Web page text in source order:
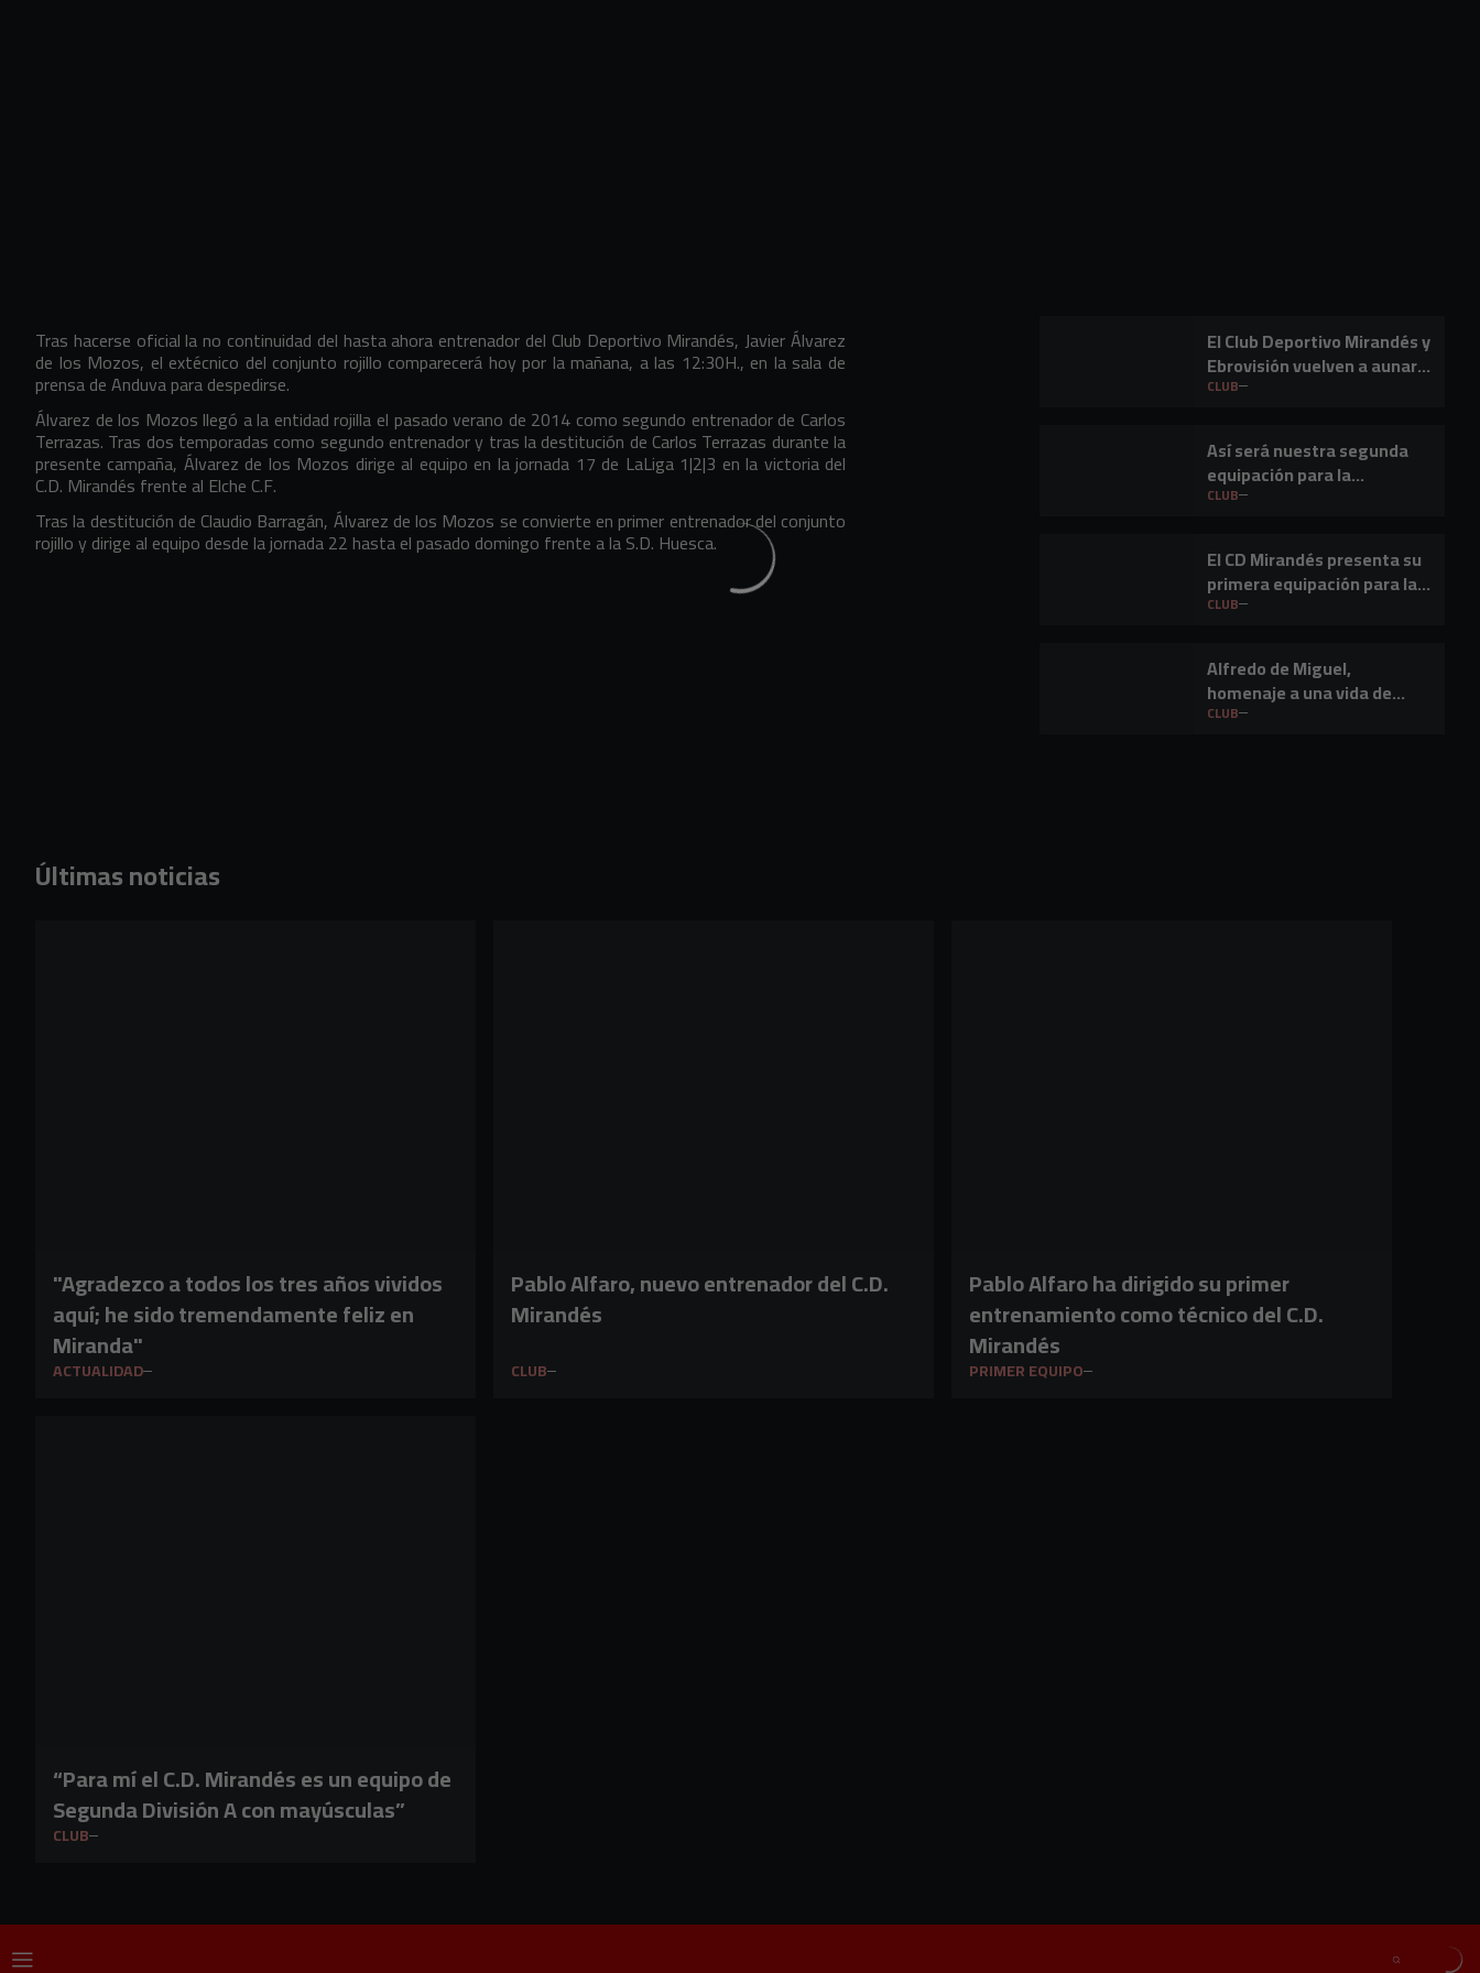
Tras hacerse oficial la no continuidad del hasta ahora entrenador del Club Deportivo Mirandés, Javier Álvarez
de los Mozos, el extécnico del conjunto rojillo comparecerá hoy por la mañana, a las 12:30H., en la sala de
prensa de Anduva para despedirse.
Álvarez de los Mozos llegó a la entidad rojilla el pasado verano de 2014 como segundo entrenador de Carlos
Terrazas. Tras dos temporadas como segundo entrenador y tras la destitución de Carlos Terrazas durante la
presente campaña, Álvarez de los Mozos dirige al equipo en la jornada 17 de LaLiga 1|2|3 en la victoria del
C.D. Mirandés frente al Elche C.F.
Tras la destitución de Claudio Barragán, Álvarez de los Mozos se convierte en primer entrenador del conjunto
rojillo y dirige al equipo desde la jornada 22 hasta el pasado domingo frente a la S.D. Huesca.
El Club Deportivo Mirandés y
Ebrovisión vuelven a aunar
fútbol y música en Miranda
CLUB
Así será nuestra segunda
equipación para la
temporada 2026-27
CLUB
El CD Mirandés presenta su
primera equipación para la
temporada 2026/27
CLUB
Alfredo de Miguel,
homenaje a una vida de
empresario en Miranda de
CLUB
Últimas noticias
"Agradezco a todos los tres años vividos
aquí; he sido tremendamente feliz en
Miranda"
ACTUALIDAD
Pablo Alfaro, nuevo entrenador del C.D.
Mirandés
CLUB
Pablo Alfaro ha dirigido su primer
entrenamiento como técnico del C.D.
Mirandés
PRIMER EQUIPO
“Para mí el C.D. Mirandés es un equipo de
Segunda División A con mayúsculas”
CLUB